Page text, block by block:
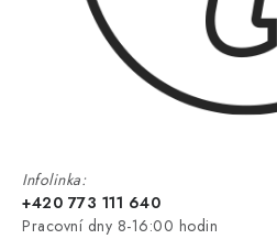
Infolinka:
+420 773 111 640
Pracovní dny 8-16:00 hodin